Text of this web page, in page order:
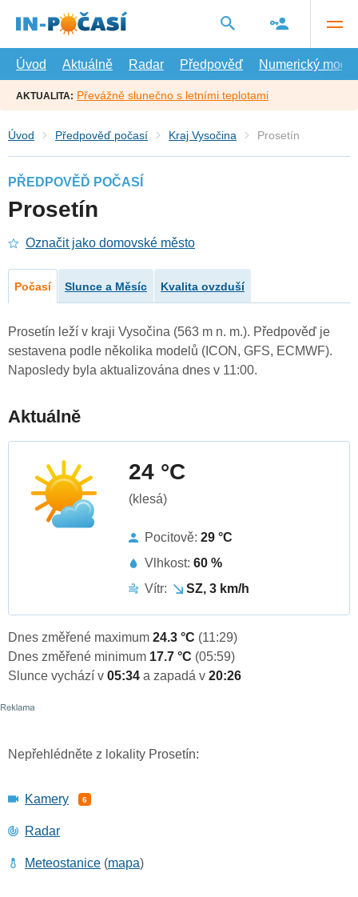
hlavní
Úvod
Aktuálně Radar Předpověď Numerický model
AKTUALITA: Převážně slunečno s letními teplotami
Úvod Předpověď počasí Kraj Vysočina Prosetín
PŘEDPOVĚĎ POČASÍ
Prosetín
Označit jako domovské město
Počasí Slunce a Měsíc Kvalita ovzduší
Prosetín leží v kraji Vysočina (563 m n. m.). Předpověď je
sestavena podle několika modelů (ICON, GFS, ECMWF).
Naposledy byla aktualizována dnes v 11:00.
Aktuálně
24 °C
(klesá)
Pocitově: 29 °C
Vlhkost: 60 %
Vítr:
SZ, 3 km/h
Dnes změřené maximum 24.3 °C (11:29)
Dnes změřené minimum 17.7 °C (05:59)
Slunce vychází v 05:34 a zapadá v 20:26
Nepřehlédněte z lokality Prosetín:
Kamery 6
Radar
Meteostanice (mapa)